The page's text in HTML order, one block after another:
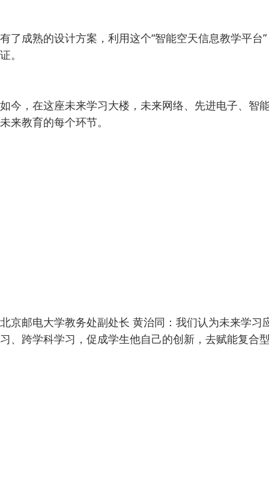
有了成熟的设计方案，利用这个“智能空天信息教学平
证。
如今，在这座未来学习大楼，未来网络、先进电子、智
未来教育的每个环节。
北京邮电大学教务处副处长 黄治同：我们认为未来学
习、跨学科学习，促成学生他自己的创新，去赋能复合